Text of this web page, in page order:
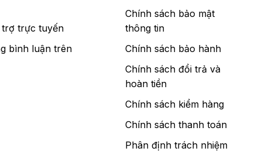
trực tuyến
bình luận trên
Chính sách bảo mật
thông tin
Chính sách bảo hành
Chính sách đổi trả và
hoàn tiền
Chính sách kiểm hàng
Chính sách thanh toán
Phân định trách nhiệm